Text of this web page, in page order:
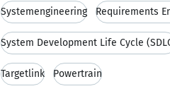
Systemengineering Requirements
System Development Life Cycle
Targetlink Powertrain